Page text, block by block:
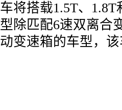
车将搭载1.5T、
型除匹配6速双离合
动变速箱的车型，